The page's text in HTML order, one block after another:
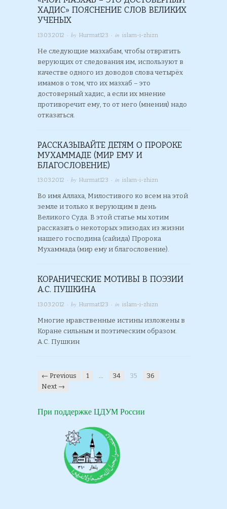
ХАДИС» ПОЯСНЕНИЕ СЛОВ ВЕЛИКИХ
УЧЕНЫХ
13.03.2012 · by Hurmat123 · in islam-i-zhizn
Не следующие мазхабам, чтобы отвратить
верующих от следования им, используют в
качестве одного из доводов слова четырёх
имамов о том, что их мазхаб – это
достоверный хадис, а если их мнение
противоречит ему, то от него (мнения) надо
отказаться.
РАССКАЗЫВАЙТЕ ДЕТЯМ О ПРОРОКЕ
МУХАММАДЕ (МИР ЕМУ И
БЛАГОСЛОВЕНИЕ)
13.03.2012 · by Hurmat123 · in islam-i-zhizn
Во имя Аллаха, Милостивого ко всем на этой
земле и только к верующим в день
Великого Суда. В этой статье мы хотим
рассказать о некоторых эпизодах из жизни
нашего господина (сайида) Пророка
Мухаммада (мир ему и благословение).
КОРАНИЧЕСКИЕ МОТИВЫ В ПОЭЗИИ
А.С. ПУШКИНА
13.03.2012 · by Hurmat123 · in islam-i-zhizn
Многие нравственные истины изложены в
Коране сильным и поэтическим образом.
А.С. Пушкин
← Previous 1 34 35
36
Next →
При поддержке ЦДУМ России